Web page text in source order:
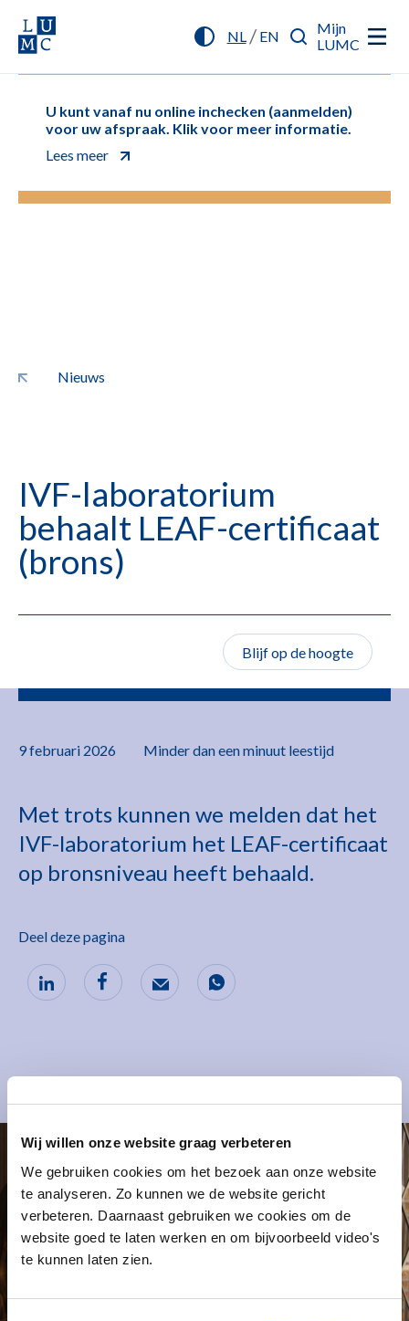
Wij willen onze website graag verbeteren
We gebruiken cookies om het bezoek aan onze website
te analyseren. Zo kunnen we de website gericht
verbeteren. Daarnaast gebruiken we cookies om de
website goed te laten werken en om bijvoorbeeld video's
te kunnen laten zien.
NL/ EN
Mijn
LUMC
U kunt vanaf nu online inchecken (aanmelden)
voor uw afspraak. Klik voor meer informatie.
Lees meer
Nieuws
IVF-laboratorium
behaalt LEAF-certificaat
(brons)
Blijf op de hoogte
9 februari 2026 Minder dan een minuut leestijd
Met trots kunnen we melden dat het
IVF-laboratorium het LEAF-certificaat
op bronsniveau heeft behaald.
Deel deze pagina